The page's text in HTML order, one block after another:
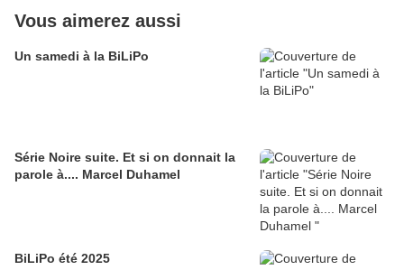
Vous aimerez aussi
Un samedi à la BiLiPo
Série Noire suite. Et si on donnait la
parole à.... Marcel Duhamel
BiLiPo été 2025